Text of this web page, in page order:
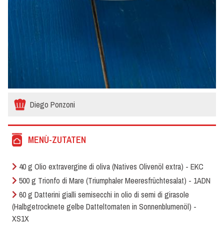
Diego Ponzoni
MENÙ-ZUTATEN
40 g Olio extravergine di oliva (Natives Olivenöl extra) - EKC
500 g Trionfo di Mare (Triumphaler Meeresfrüchtesalat) - 1ADN
60 g Datterini gialli semisecchi in olio di semi di girasole
(Halbgetrocknete gelbe Datteltomaten in Sonnenblumenöl) -
XS1X